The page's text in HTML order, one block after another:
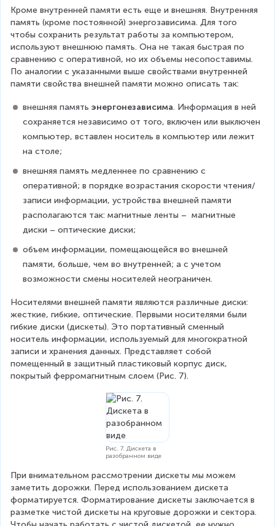
Кроме внутренней памяти есть еще и внешняя. Внутренняя
память (кроме постоянной) энергозависима. Для того
чтобы сохранить результат работы за компьютером,
используют внешнюю память. Она не такая быстрая по
сравнению с оперативной, но их объемы несопоставимы.
По аналогии с указанными выше свойствами внутренней
памяти свойства внешней памяти можно описать так:
внешняя память энергонезависима. Информация в ней
сохраняется независимо от того, включен или выключен
компьютер, вставлен носитель в компьютер или лежит
на столе;
внешняя память медленнее по сравнению с
оперативной; в порядке возрастания скорости чтения/
записи информации, устройства внешней памяти
располагаются так: магнитные ленты –  магнитные
диски – оптические диски;
объем информации, помещающейся во внешней
памяти, больше, чем во внутренней; а с учетом
возможности смены носителей неограничен.
Носителями внешней памяти являются различные диски:
жесткие, гибкие, оптические. Первыми носителями были
гибкие диски (дискеты). Это портативный сменный
носитель информации, используемый для многократной
записи и хранения данных. Представляет собой
помещенный в защитный пластиковый корпус диск,
покрытый ферромагнитным слоем (Рис. 7).
Рис. 7. Дискета в
разобранном виде
При внимательном рассмотрении дискеты мы можем
заметить дорожки. Перед использованием дискета
форматируется. Форматирование дискеты заключается в
разметке чистой дискеты на круговые дорожки и сектора.